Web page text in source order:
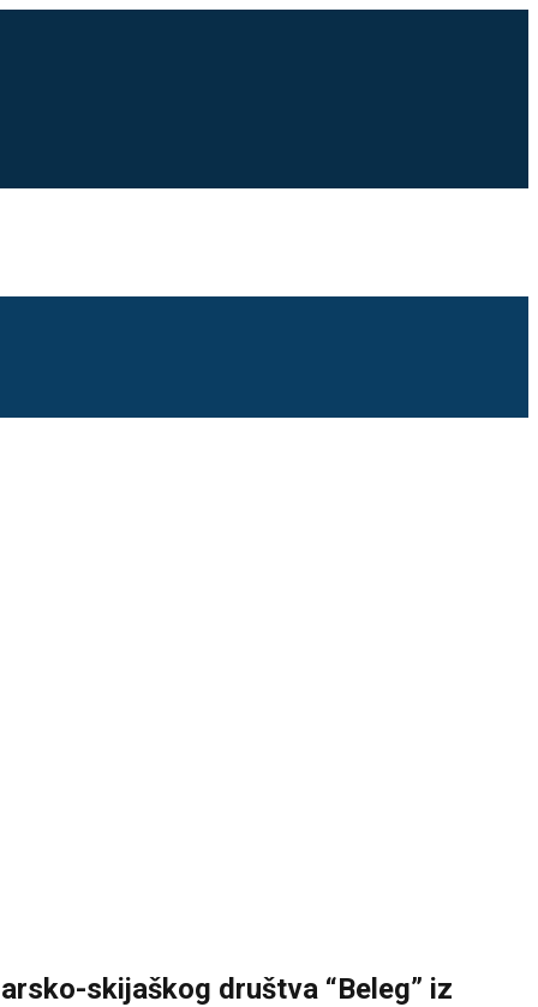
skijaškog društva “Beleg” iz